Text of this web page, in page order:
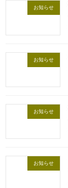
お知らせ
お知らせ
お知らせ
お知らせ